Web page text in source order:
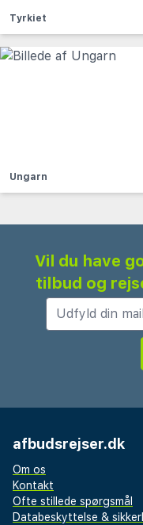
Tyrkiet
Ungarn
Vil du have
tilbud og
afbudsrejser.dk
Om os
Kontakt
Ofte stillede spørgsmål
Databeskyttelse &